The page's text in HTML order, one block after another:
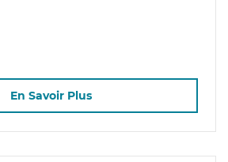
En Savoir Plus